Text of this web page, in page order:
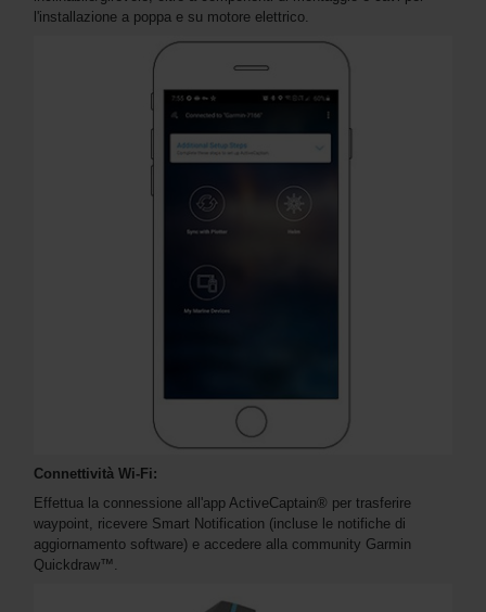
l'installazione a poppa e su motore elettrico.
Connettività Wi-Fi:
Effettua la connessione all'app ActiveCaptain® per trasferire
waypoint, ricevere Smart Notification (incluse le notifiche di
aggiornamento software) e accedere alla community Garmin
Quickdraw™.